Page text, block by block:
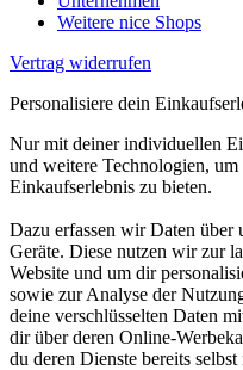
Weitere nice Shops
Vertrag widerrufen
Personalisiere dein
Nur mit deiner individuellen
und weitere Technologien,
Einkaufserlebnis zu bieten.
Dazu erfassen wir Daten über
Geräte. Diese nutzen wir zur
Website und um dir
sowie zur Analyse der
deine verschlüsselten Daten
dir über deren Online-
du deren Dienste bereits selbst